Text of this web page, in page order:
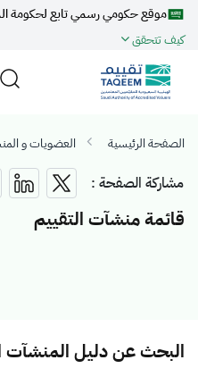
موقع حكومي رسمي تابع لحكومة
كيف تتحقق
الصفحة الرئيسية العضويات و
مشاركة الصفحة :
قائمة منشآت التقييم
البحث عن دليل المنشآت